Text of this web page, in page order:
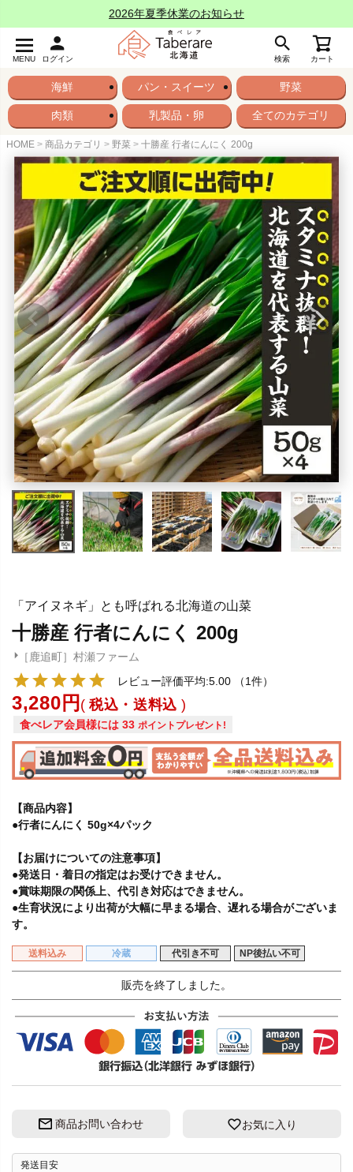
2026年夏季休業のお知らせ
MENU ログイン 検索 カート
海鮮 パン・スイーツ 野菜
肉類 乳製品・卵 全てのカテゴリ
HOME 商品カテゴリ 野菜 十勝産 行者にんにく 200g
「アイヌネギ」とも呼ばれる北海道の山菜
十勝産 行者にんにく 200g
［鹿追町］村瀬ファーム
レビュー評価平均:5.00
（1件）
3,280 税込・送料込
食べレア会員様には 33 ポイントプレゼント!
【商品内容】
●行者にんにく 50g×4パック
【お届けについての注意事項】
●発送日・着日の指定はお受けできません。
●賞味期限の関係上、代引き対応はできません。
●生育状況により出荷が大幅に早まる場合、遅れる場合がございま
す。
送料込み 冷蔵 代引き不可 NP後払い不可
販売を終了しました。
商品お問い合わせ お気に入り
発送目安